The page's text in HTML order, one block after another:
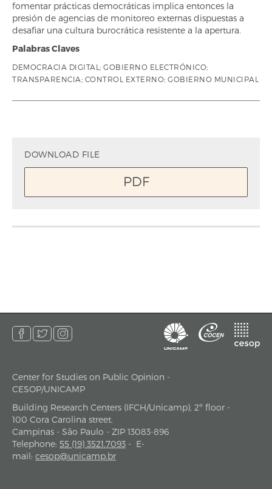
fomentar prácticas democráticas implica entonces la
presión de agencias de monitoreo externas dispuestas a
desafiar una cultura burocrática resistente a la apertura.
Palabras Claves
DEMOCRACIA DIGITAL; GOBIERNO ELECTRÓNICO;
TRANSPARENCIA; CONTROL EXTERNO; GOBIERNO MUNICIPAL
DOWNLOAD FILE
PDF
address
Center for Studies on Public Opinion -
CESOP/UNICAMP
Building Research Centers (IFCH/Unicamp), 2º floor -
100 Cora Carolina street.
Campinas - São Paulo - ZIP 13083-896
Telephone: 55 (19) 3521.7093 - E-
mail: cesop@unicamp.br